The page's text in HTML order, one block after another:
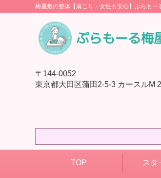
梅屋敷の整体【肩こり・女性も安心】ぷらもー
〒144-0052
東京都大田区蒲田2-5-3 カースルM
TOP スタ